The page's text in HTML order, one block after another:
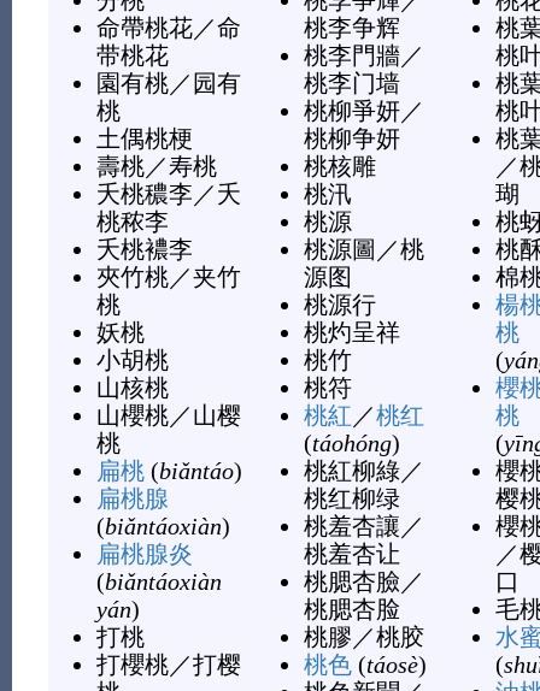
命帶桃花／命
带桃花
園有桃／ 园有
桃
土偶桃梗
壽桃／寿桃
夭桃穠李 ／夭
桃秾李
夭桃襛李
夾竹桃／夹竹
桃
妖桃
小胡桃
山核桃
山櫻桃／山樱
桃
扁桃(biǎntáo)
扁桃腺
(biǎntáoxiàn)
扁桃腺炎
(biǎntáoxiàn
yán)
打桃
打櫻桃／打樱
桃李争辉
桃李門牆／
桃李门墙
桃柳爭妍／
桃柳争妍
桃核雕
桃汛
桃源
桃源圖 ／桃
源图
桃源行
桃灼呈祥
桃竹
桃符
桃紅 ／桃红
(táohóng)
桃紅柳綠／
桃红柳绿
桃羞杏讓 ／
桃羞杏让
桃腮杏臉 ／
桃腮杏脸
桃膠 ／桃胶
桃色(táosè)
桃
桃
桃
桃
桃
／
瑚
桃
桃
棉
楊
桃
(
櫻
桃
(
櫻
樱
櫻
／
口
毛
水
(